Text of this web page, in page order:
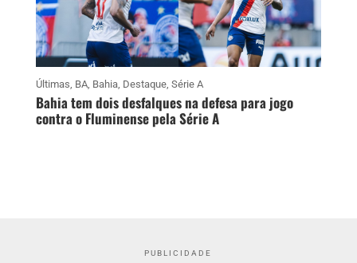
Últimas BA, Bahia Destaque, Série A
Bahia tem dois desfalques na defesa para jogo
contra o Fluminense pela Série A
PUBLICIDADE